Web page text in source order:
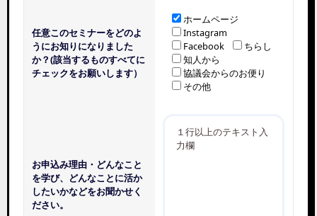
任意このセミナーをどのよ
うにお知りになりました
か？(該当するものすべてに
チェックをお願いします）
ホームページ
Instagram
Facebook
ちらし
知人から
協議会からのお便り
その他
お申込み理由・どんなこと
を学び、どんなことに活か
したいかなどをお聞かせく
ださい。